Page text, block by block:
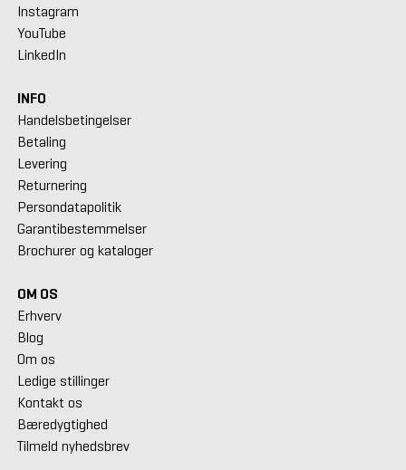
Instagram
YouTube
LinkedIn
INFO
Handelsbetingelser
Betaling
Levering
Returnering
Persondatapolitik
Garantibestemmelser
Brochurer og kataloger
OM OS
Erhverv
Blog
Om os
Ledige stillinger
Kontakt os
Bæredygtighed
Tilmeld nyhedsbrev